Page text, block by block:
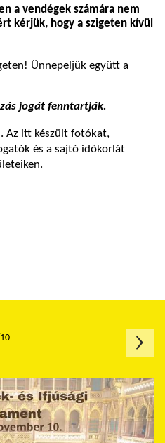
a vendégek számára nem
kérjük, hogy a szigeten kívül
Ünnepeljük együtt a
jogát fenntartják.
Az itt készült fotókat,
és a sajtó időkorlát